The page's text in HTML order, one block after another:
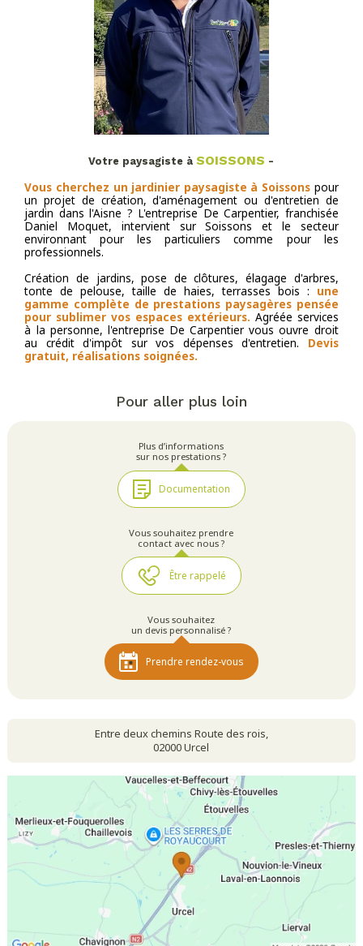
Votre paysagiste àSOISSONS -
Vous cherchez un jardinier paysagiste à Soissonspour
un projet de création, d'aménagement ou d'entretien de
jardin dans l'Aisne ? L'entreprise De Carpentier, franchisée
Daniel Moquet, intervient sur Soissons et le secteur
environnant pour les particuliers comme pour les
professionnels.
Création de jardins, pose de clôtures, élagage d'arbres,
tonte de pelouse, taille de haies, terrasses bois : une
gamme complète de prestations paysagères pensée
pour sublimer vos espaces extérieurs. Agréée services
à la personne, l'entreprise De Carpentier vous ouvre droit
au crédit d'impôt sur vos dépenses d'entretien. Devis
gratuit, réalisations soignées.
Pour aller plus loin
Plus d’informations
sur nos prestations ?
Documentation
Vous souhaitez prendre
contact avec nous ?
Être rappelé
Vous souhaitez
un devis personnalisé ?
Prendre rendez-vous
Entre deux chemins Route des rois,
02000 Urcel